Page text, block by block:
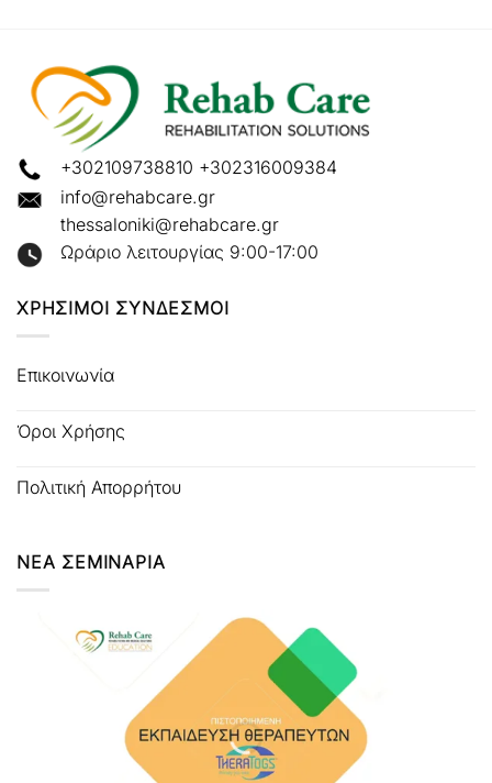
+302109738810 +302316009384
info@rehabcare.gr
thessaloniki@rehabcare.gr
Ωράριο λειτουργίας 9:00-17:00
ΧΡΗΣΙΜΟΙ ΣΥΝΔΕΣΜΟΙ
Επικοινωνία
Όροι Χρήσης
Πολιτική Απορρήτου
ΝΕΑ ΣΕΜΙΝΑΡΙΑ